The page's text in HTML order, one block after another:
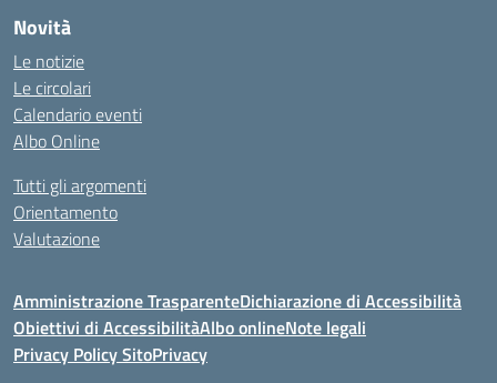
Novità
Le notizie
Le circolari
Calendario eventi
Albo Online
Tutti gli argomenti
Orientamento
Valutazione
Amministrazione TrasparenteDichiarazione di Accessibilità
Obiettivi di AccessibilitàAlbo onlineNote legali
Privacy Policy SitoPrivacy